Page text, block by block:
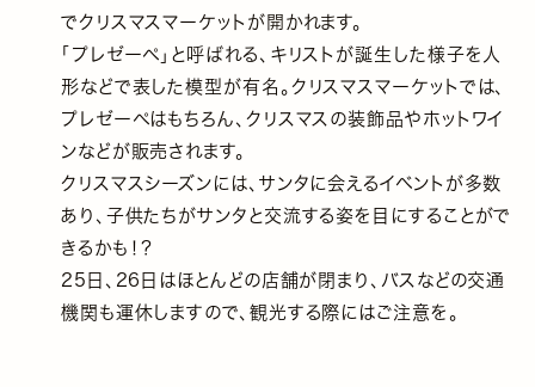
でクリスマスマーケットが開かれます。
「プレゼーペ」と呼ばれる、キリストが誕生した様子を人
形などで表した模型が有名。クリスマスマーケットでは、
プレゼーペはもちろん、クリスマスの装飾品やホットワイ
ンなどが販売されます。
クリスマスシーズンには、サンタに会えるイベントが多数
あり、子供たちがサンタと交流する姿を目にすることがで
きるかも！？
25日、26日はほとんどの店舗が閉まり、バスなどの交通
機関も運休しますので、観光する際にはご注意を。